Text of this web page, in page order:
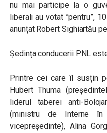
nu mai participe la o
liberali au votat ”pentru”,
anunțat Robert Sighiartău
Ședința conducerii PNL
Printre cei care îl susțin
Hubert Thuma
liderul taberei anti-
(ministru de Interne în
vicepreședinte), Alina